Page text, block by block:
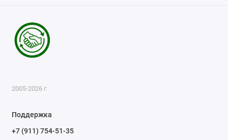
2005-2026 г
Поддержка
+7 (911) 754-51-35